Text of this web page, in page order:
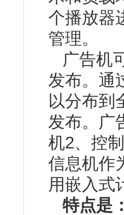
个播放器
管理。
广告机
发布。通
以分布到
发布。广
机2、控
信息机作
用嵌入式
特点是